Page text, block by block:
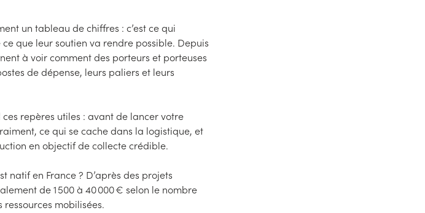
un tableau de chiffres : c’est ce qui
que leur soutien va rendre possible. Depuis
à voir comment des porteurs et porteuses
de dépense, leurs paliers et leurs
repères utiles : avant de lancer votre
ce qui se cache dans la logistique, et
en objectif de collecte crédible.
en France ? D’après des projets
de 1 500 à 40 000 € selon le nombre
mobilisées.